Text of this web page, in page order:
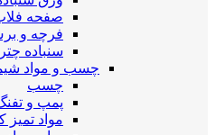
صفحه
فرچه و
سنباده
چسب و مواد
چسب
پمپ و
مواد تمیز